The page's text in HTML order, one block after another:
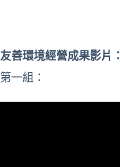
友善環境經營成果影片：
第一組：